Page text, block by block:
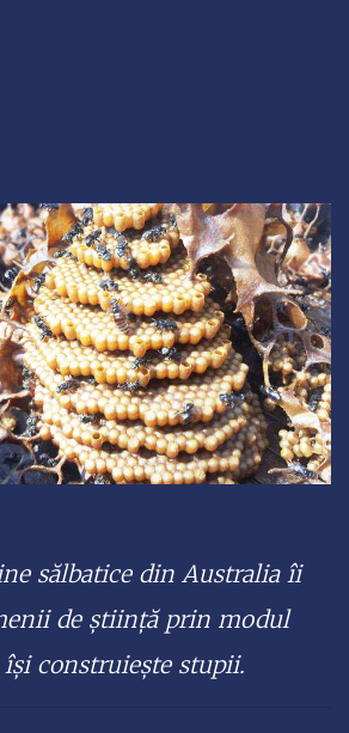
sălbatice din Australia îi
de știință prin modul
construiește stupii.